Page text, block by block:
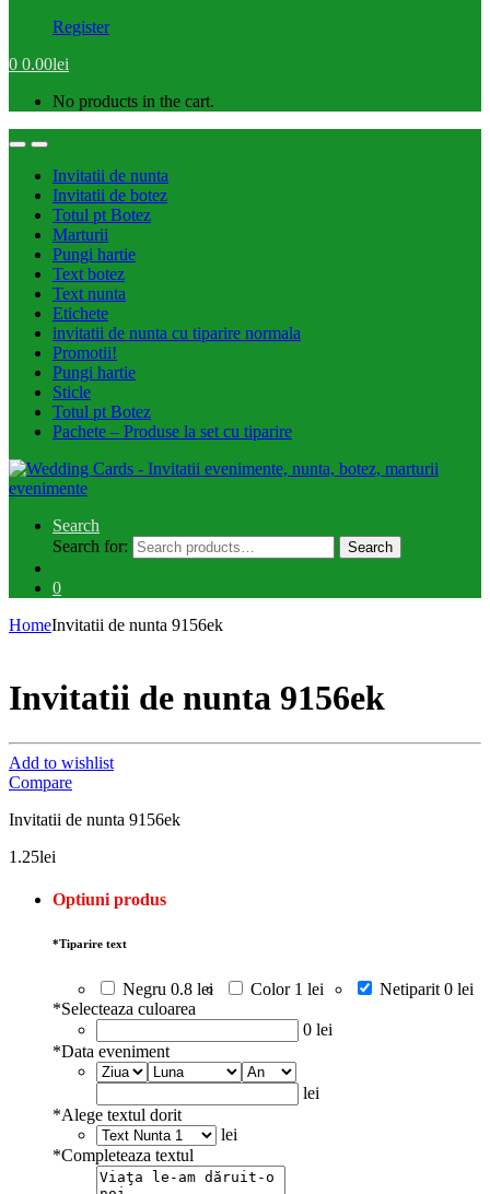
Register
0 0.00lei
No products in the cart.
Invitatii de nunta
Invitatii de botez
Totul pt Botez
Marturii
Pungi hartie
Text botez
Text nunta
Etichete
invitatii de nunta cu tiparire normala
Promotii!
Pungi hartie
Sticle
Totul pt Botez
Pachete – Produse la set cu tiparire
Search
Search for:
Search
0
HomeInvitatii de nunta 9156ek
Invitatii de nunta 9156ek
Add to wishlist
Compare
Invitatii de nunta 9156ek
1.25lei
Optiuni produs
*Tiparire text
Negru 0.8 lei Color 1 lei Netiparit 0 lei
*Selecteaza culoarea
0 lei
*Data eveniment
lei
*Alege textul dorit
lei
*Completeaza textul